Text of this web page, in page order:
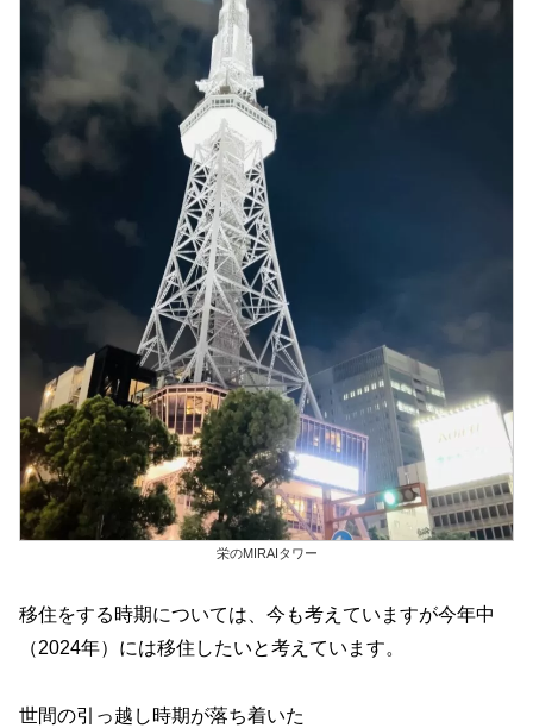
栄のMIRAIタワー
移住をする時期については、今も考えていますが今年中
（2024年）には移住したいと考えています。
世間の引っ越し時期が落ち着いた